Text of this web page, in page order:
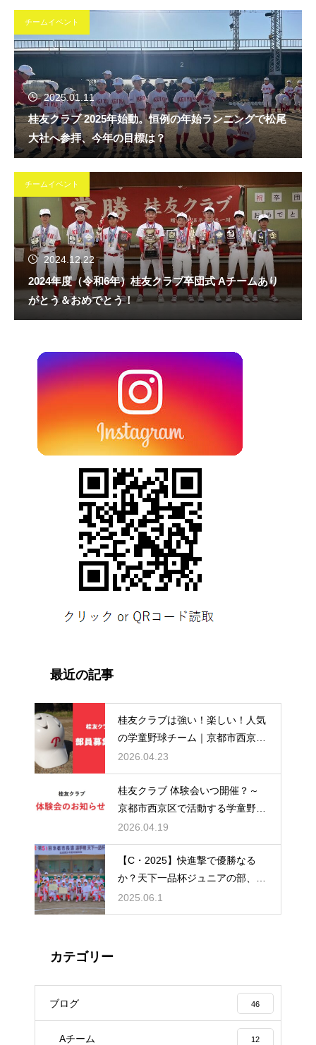
チームイベント
2025.01.11
桂友クラブ 2025年始動。恒例の年始ランニングで松尾
大社へ参拝、今年の目標は？
チームイベント
2024.12.22
2024年度（令和6年）桂友クラブ卒団式 Aチームあり
がとう＆おめでとう！
最近の記事
桂友クラブは強い！楽しい！人気
の学童野球チーム｜京都市西京
区・桂徳・桂川・川岡・桂小学校
区の小学生集まれ！
2026.04.23
桂友クラブ 体験会いつ開催？～
京都市西京区で活動する学童野球
チーム～
2026.04.19
【C・2025】快進撃で優勝なる
か？天下一品杯ジュニアの部、桂
友クラブCチームの戦績
2025.06.1
カテゴリー
ブログ 46
Aチーム 12